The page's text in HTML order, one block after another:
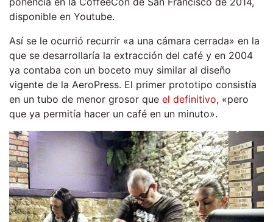
disponible en Youtube.
Así se le ocurrió recurrir «a una cámara cerrada» en la
que se desarrollaría la extracción del café y en 2004
ya contaba con un boceto muy similar al diseño
vigente de la AeroPress. El primer prototipo consistía
en un tubo de menor grosor que el definitivo, «pero
que ya permitía hacer un café en un minuto».